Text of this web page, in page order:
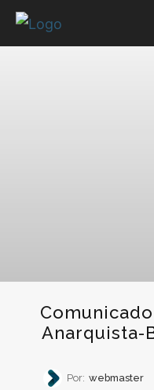
Anarquista-
Por: webmaster